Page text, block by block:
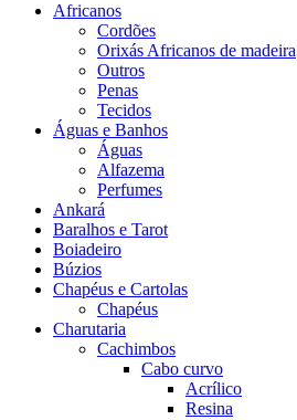
Africanos
Cordões
Orixás Africanos de madeira
Outros
Penas
Tecidos
Águas e Banhos
Águas
Alfazema
Perfumes
Ankará
Baralhos e Tarot
Boiadeiro
Búzios
Chapéus e Cartolas
Chapéus
Charutaria
Cachimbos
Cabo curvo
Acrílico
Resina